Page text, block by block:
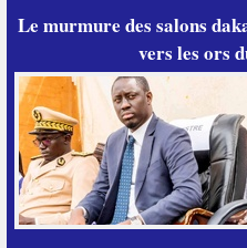
Le murmure des salons
vers les ors